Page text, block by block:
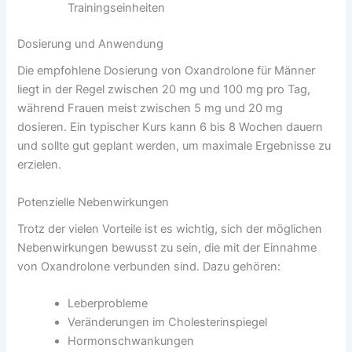
Trainingseinheiten
Dosierung und Anwendung
Die empfohlene Dosierung von Oxandrolone für Männer
liegt in der Regel zwischen 20 mg und 100 mg pro Tag,
während Frauen meist zwischen 5 mg und 20 mg
dosieren. Ein typischer Kurs kann 6 bis 8 Wochen dauern
und sollte gut geplant werden, um maximale Ergebnisse zu
erzielen.
Potenzielle Nebenwirkungen
Trotz der vielen Vorteile ist es wichtig, sich der möglichen
Nebenwirkungen bewusst zu sein, die mit der Einnahme
von Oxandrolone verbunden sind. Dazu gehören:
Leberprobleme
Veränderungen im Cholesterinspiegel
Hormonschwankungen